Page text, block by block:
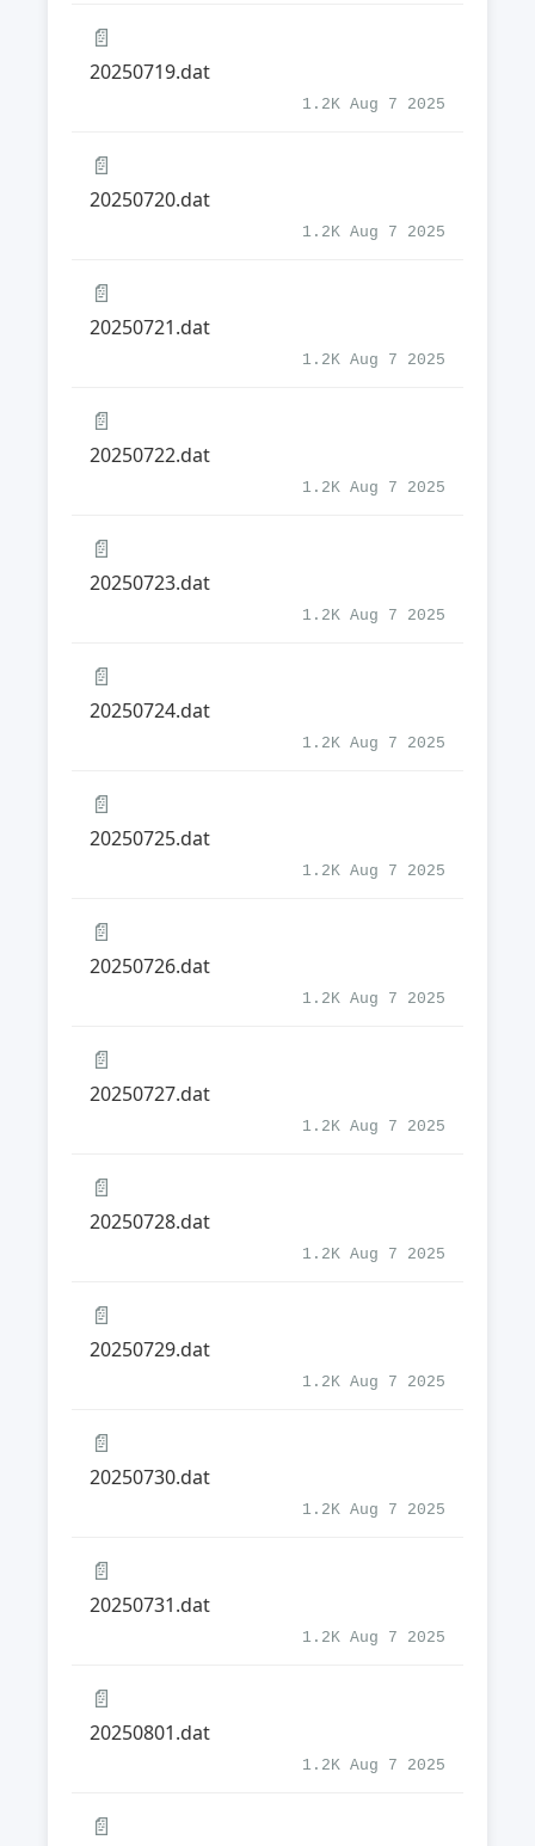
📄
20250719.dat
1.2K Aug 7 2025
📄
20250720.dat
1.2K Aug 7 2025
📄
20250721.dat
1.2K Aug 7 2025
📄
20250722.dat
1.2K Aug 7 2025
📄
20250723.dat
1.2K Aug 7 2025
📄
20250724.dat
1.2K Aug 7 2025
📄
20250725.dat
1.2K Aug 7 2025
📄
20250726.dat
1.2K Aug 7 2025
📄
20250727.dat
1.2K Aug 7 2025
📄
20250728.dat
1.2K Aug 7 2025
📄
20250729.dat
1.2K Aug 7 2025
📄
20250730.dat
1.2K Aug 7 2025
📄
20250731.dat
1.2K Aug 7 2025
📄
20250801.dat
1.2K Aug 7 2025
📄